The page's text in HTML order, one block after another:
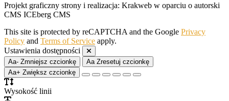
Projekt graficzny strony i realizacja: Krakweb w oparciu o autorski
CMS ICEberg CMS
This site is protected by reCAPTCHA and the Google Privacy
Policy and Terms of Service apply.
Ustawienia dostępności
Aa- Zmniejsz czcionkę Aa Zresetuj czcionkę
Aa+ Zwiększ czcionkę
Wysokość linii